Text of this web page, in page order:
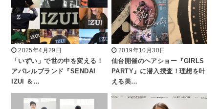
2025年4月29日
「いずい」で世の中を変える！
アパレルブランド『SENDAI
IZUI ＆…
2019年10月30日
仙台開催のヘアショー『GIRLS
PARTY』に潜入捜査！理想を叶
える美…